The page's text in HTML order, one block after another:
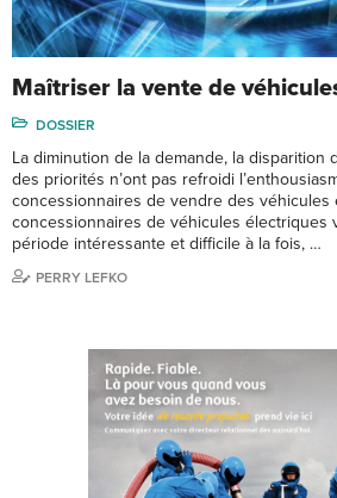
Maîtriser la vente de
DOSSIER
La diminution de la demande, la disparition
des priorités n’ont pas refroidi
concessionnaires de vendre des
concessionnaires de véhicules électriques
période intéressante et difficile à la fois, …
PERRY LEFKO